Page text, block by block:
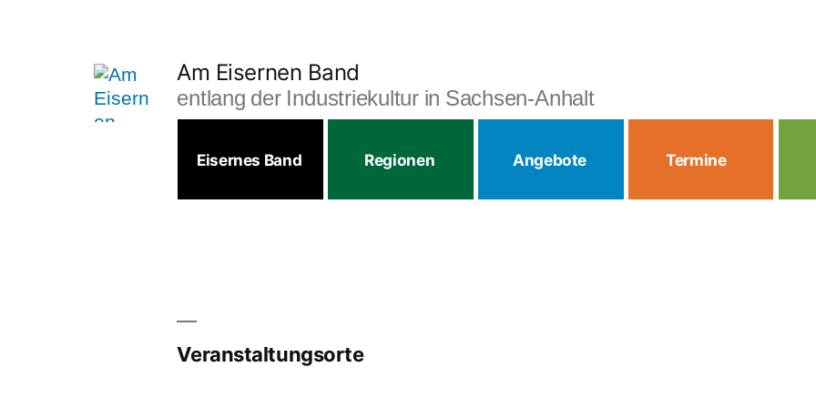
Am Eisernen Band
entlang der Industriekultur in Sachsen-Anhalt
Eisernes Band Regionen Angebote Termine
Veranstaltungsorte